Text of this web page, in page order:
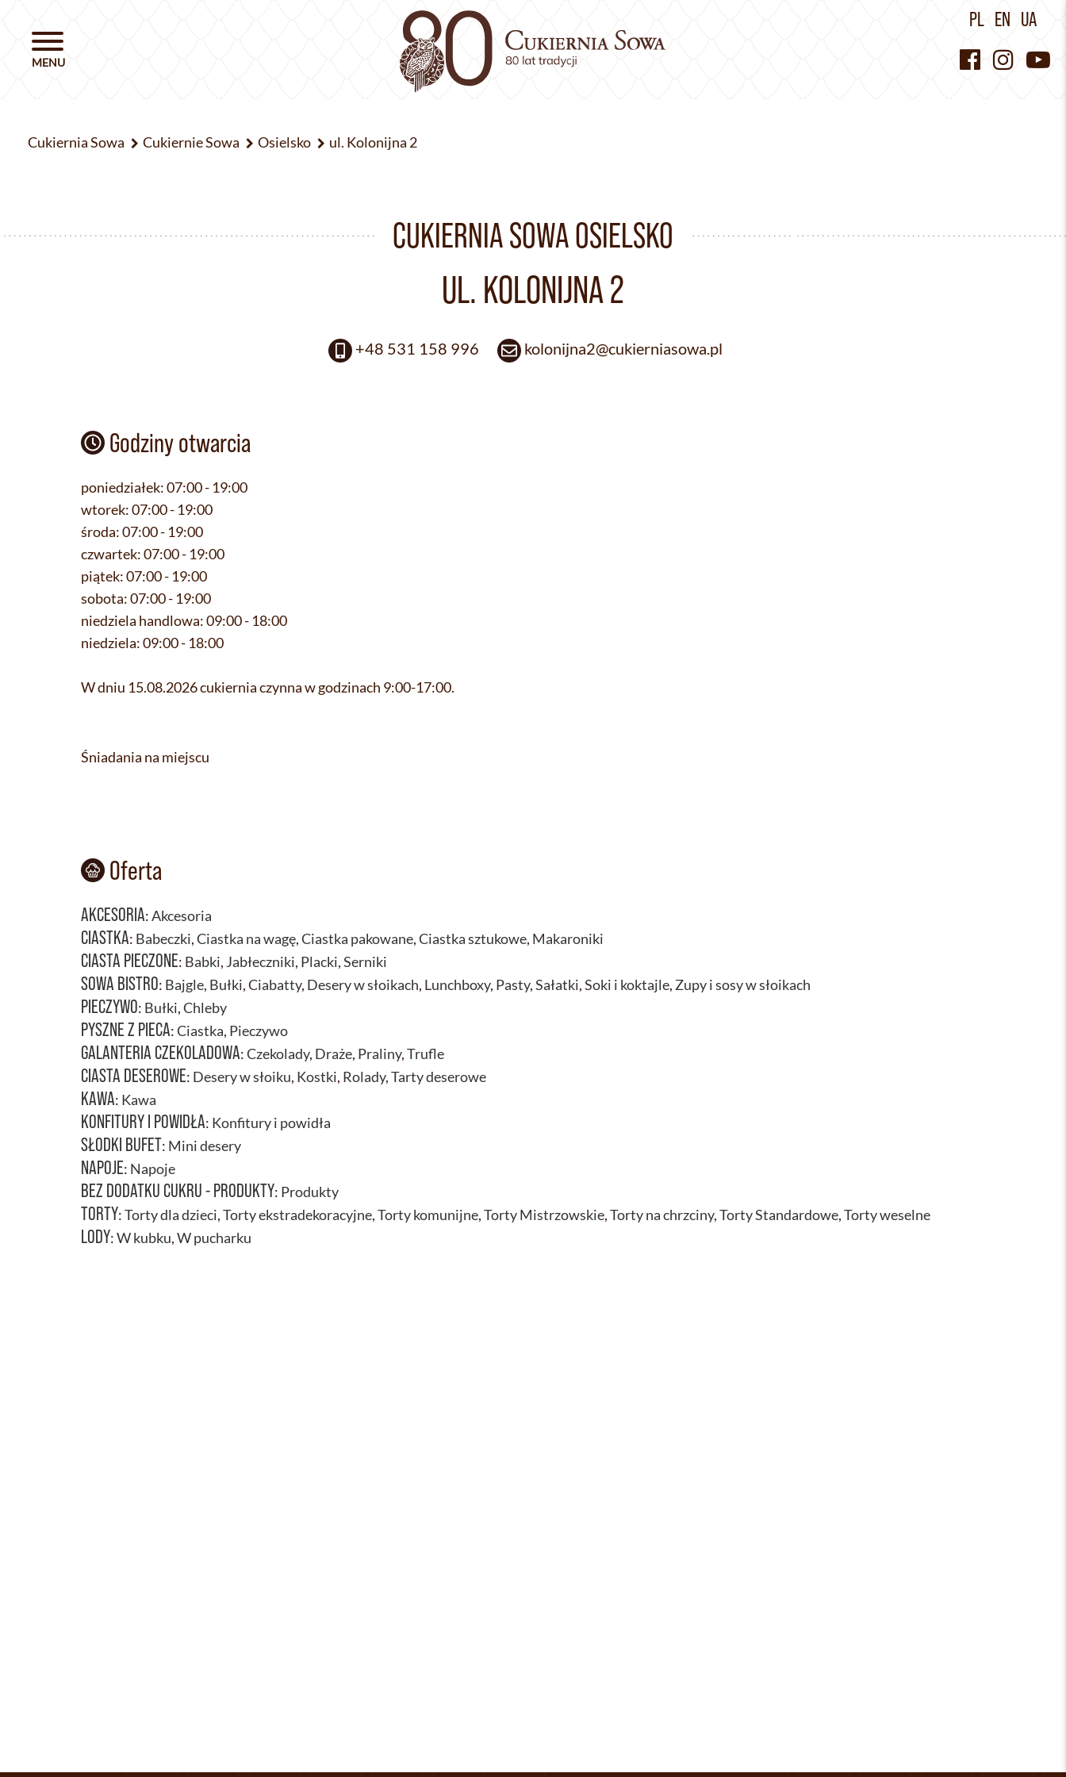
PL EN UA
Cukiernia Sowa Cukiernie Sowa Osielsko ul. Kolonijna 2
CUKIERNIA SOWA OSIELSKO
UL. KOLONIJNA 2
+48 531 158 996 kolonijna2@cukierniasowa.pl
Godziny otwarcia
poniedziałek:07:00 - 19:00
wtorek:07:00 - 19:00
środa:07:00 - 19:00
czwartek:07:00 - 19:00
piątek:07:00 - 19:00
sobota:07:00 - 19:00
niedziela handlowa:09:00 - 18:00
niedziela:09:00 - 18:00
W dniu 15.08.2026 cukiernia czynna w godzinach 9:00-17:00.
Śniadania na miejscu
Oferta
AKCESORIA:Akcesoria
CIASTKA: Babeczki,Ciastka na wagę,Ciastka pakowane,Ciastka sztukowe, Makaroniki
CIASTA PIECZONE: Babki, Jabłeczniki, Placki,Serniki
SOWA BISTRO: Bajgle, Bułki,Ciabatty, Desery w słoikach, Lunchboxy, Pasty,Sałatki,Soki i koktajle, Zupy i sosy w słoikach
PIECZYWO: Bułki,Chleby
PYSZNE Z PIECA:Ciastka, Pieczywo
GALANTERIA CZEKOLADOWA:Czekolady, Draże, Praliny,Trufle
CIASTA DESEROWE: Desery w słoiku, Kostki, Rolady,Tarty deserowe
KAWA: Kawa
KONFITURY I POWIDŁA: Konfitury i powidła
SŁODKI BUFET: Mini desery
NAPOJE: Napoje
BEZ DODATKU CUKRU - PRODUKTY: Produkty
TORTY:Torty dla dzieci,Torty ekstradekoracyjne,Torty komunijne,Torty Mistrzowskie,Torty na chrzciny,Torty Standardowe,Torty weselne
LODY:W kubku,W pucharku